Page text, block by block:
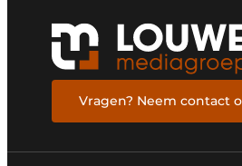
Vragen? Neem contact